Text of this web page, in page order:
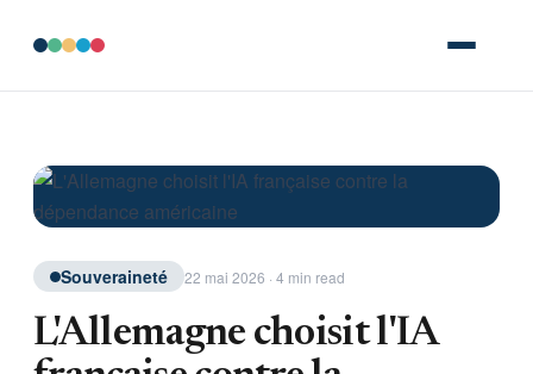
Souveraineté 22 mai 2026 · 4 min read
L'Allemagne choisit l'IA